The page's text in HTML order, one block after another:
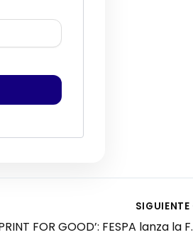
SIGUIENTE
‘PRINT FOR GOOD’: FESPA